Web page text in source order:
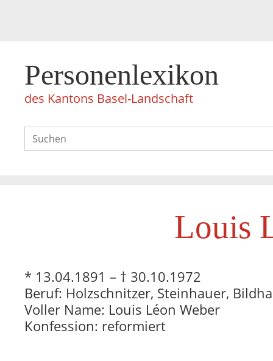
Personenlexikon
des Kantons Basel-Landschaft
Louis
* 13.04.1891 – † 30.10.1972
Beruf: Holzschnitzer, Steinhauer,
Voller Name: Louis Léon Weber
Konfession: reformiert